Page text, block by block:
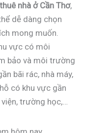
thuê nhà ở Cần Thơ,
dễ dàng chọn
mong muốn.
vực có môi
bảo và môi trường
bãi rác, nhà máy,
có khu vực gần
trường học,…